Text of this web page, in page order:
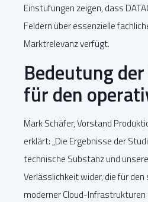
Einstufungen zeigen, dass
Feldern über essenzielle
Marktrelevanz verfügt.
Bedeutung
für den
Mark Schäfer, Vorstand
erklärt: „Die Ergebnisse der
technische Substanz und
Verlässlichkeit wider, die für
moderner Cloud-Infrastrukturen